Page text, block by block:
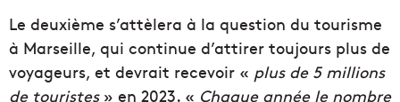
Le deuxième s’attèlera à la question du tourisme
à Marseille, qui continue d’attirer toujours plus de
voyageurs, et devrait recevoir « plus de 5 millions
de touristes » en 2023. « Chaque année le nombre